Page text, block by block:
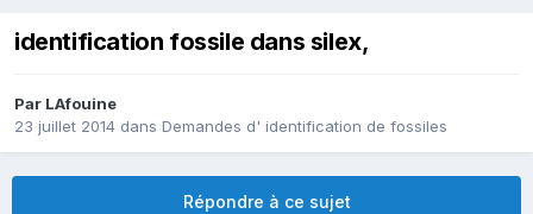
identification fossile dans silex,
Par LAfouine
23 juillet 2014 dans Demandes d' identification de fossiles
Répondre à ce sujet